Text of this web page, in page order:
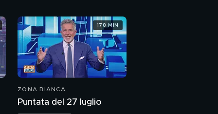
ZONA BIANCA
Puntata del 27 luglio
178 MIN